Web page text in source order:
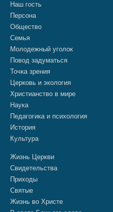
Наш гость
Персона
Общество
Семья
Молодежный уголок
Повод задуматься
Точка зрения
Церковь и экология
Христианство в мире
Наука
Педагогика и психология
История
Культура
Жизнь Церкви
Свидетельства
Приходы
Святые
Жизнь во Христе